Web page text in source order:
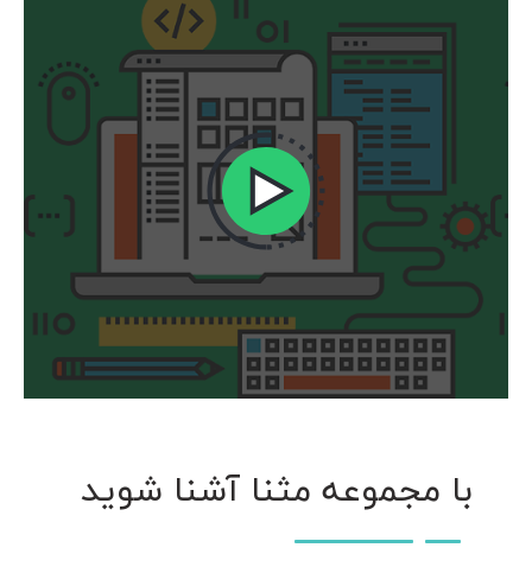
با مجموعه مثنا آشنا شوید